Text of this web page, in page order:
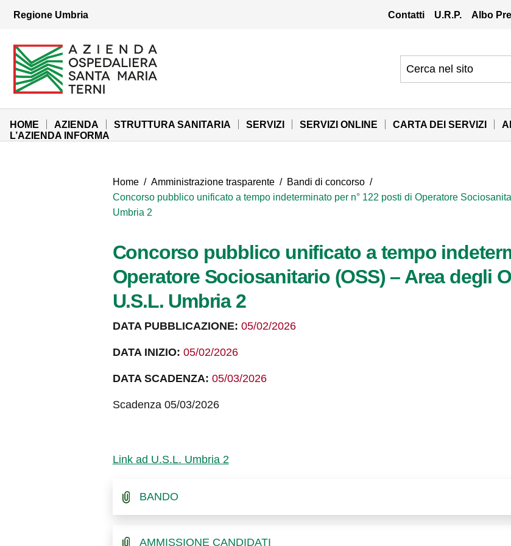
Vai al menu di navigazione
Regione Umbria Contatti U.R.P. Albo
Azienda Ospedaliera Santa Maria di Terni
Sito Istituzionale
HOME AZIENDA STRUTTURA SANITARIA SERVIZI SERVIZI ONLINE CARTA DEI SERVIZI
L’AZIENDA INFORMA
Home / Amministrazione trasparente / Bandi di concorso /
Concorso pubblico unificato a tempo indeterminato per n° 122 posti di Operatore
Umbria 2
Concorso pubblico unificato a tempo
Operatore Sociosanitario (OSS) – Area degli
U.S.L. Umbria 2
DATA PUBBLICAZIONE: 05/02/2026
DATA INIZIO: 05/02/2026
DATA SCADENZA: 05/03/2026
Scadenza 05/03/2026
Link ad U.S.L. Umbria 2
BANDO
AMMISSIONE CANDIDATI